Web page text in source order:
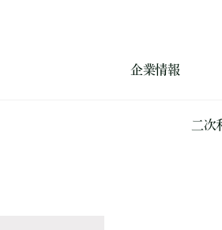
企業情報
二次